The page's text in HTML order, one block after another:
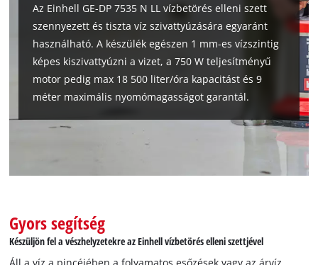
Az Einhell GE-DP 7535 N LL vízbetörés elleni szett
szennyezett és tiszta víz szivattyúzására egyaránt
használható. A készülék egészen 1 mm-es vízszintig
képes kiszivattyúzni a vizet, a 750 W teljesítményű
motor pedig max 18 500 liter/óra kapacitást és 9
méter maximális nyomómagasságot garantál.
Gyors segítség
Készüljön fel a vészhelyzetekre az Einhell vízbetörés elleni szettjével